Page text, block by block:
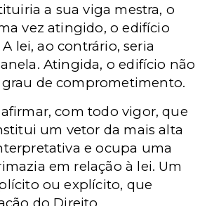
a sua viga mestra, o
vez atingido, o edifício
lei, ao contrário, seria
Atingida, o edifício não
de comprometimento.
com todo vigor, que
um vetor da mais alta
e ocupa uma
em relação à lei. Um
ou explícito, que
do Direito.